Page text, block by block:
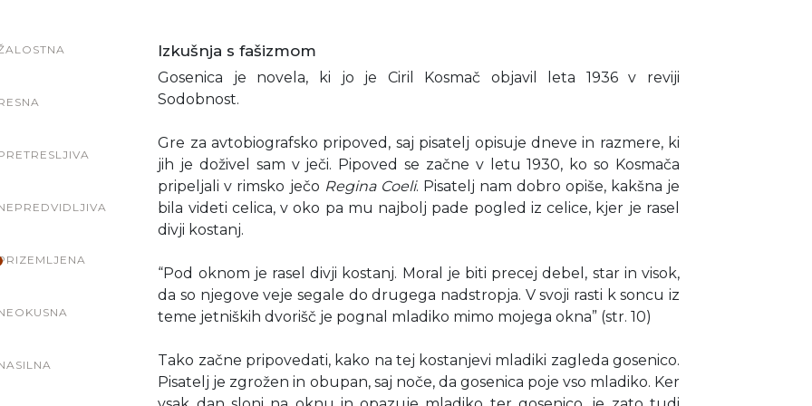
Izkušnja s fašizmom
Gosenica je novela, ki jo je Ciril Kosmač objavil leta 1936 v reviji
Sodobnost.
Gre za avtobiografsko pripoved, saj pisatelj opisuje dneve in razmere, ki
jih je doživel sam v ječi. Pipoved se začne v letu 1930, ko so Kosmača
pripeljali v rimsko ječo Regina Coeli. Pisatelj nam dobro opiše, kakšna je
bila videti celica, v oko pa mu najbolj pade pogled iz celice, kjer je rasel
divji kostanj.
“Pod oknom je rasel divji kostanj. Moral je biti precej debel, star in visok,
da so njegove veje segale do drugega nadstropja. V svoji rasti k soncu iz
teme jetniških dvorišč je pognal mladiko mimo mojega okna” (str. 10)
Tako začne pripovedati, kako na tej kostanjevi mladiki zagleda gosenico.
Pisatelj je zgrožen in obupan, saj noče, da gosenica poje vso mladiko. Ker